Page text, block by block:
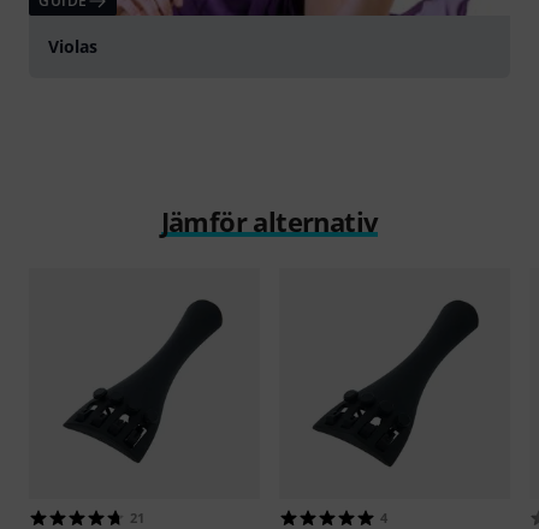
Violas
Jämför alternativ
21 4